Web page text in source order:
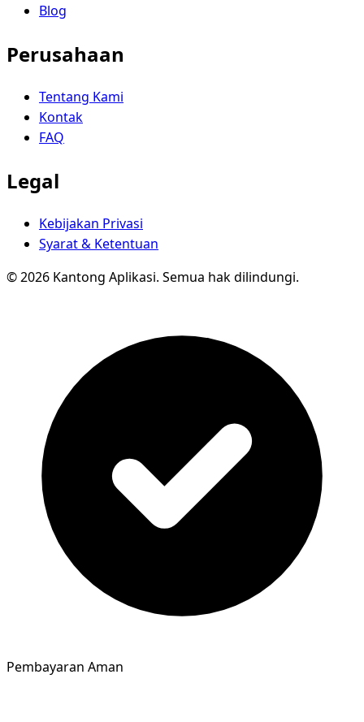
Blog
Perusahaan
Tentang Kami
Kontak
FAQ
Legal
Kebijakan Privasi
Syarat & Ketentuan
© 2026 Kantong Aplikasi. Semua hak dilindungi.
Pembayaran Aman